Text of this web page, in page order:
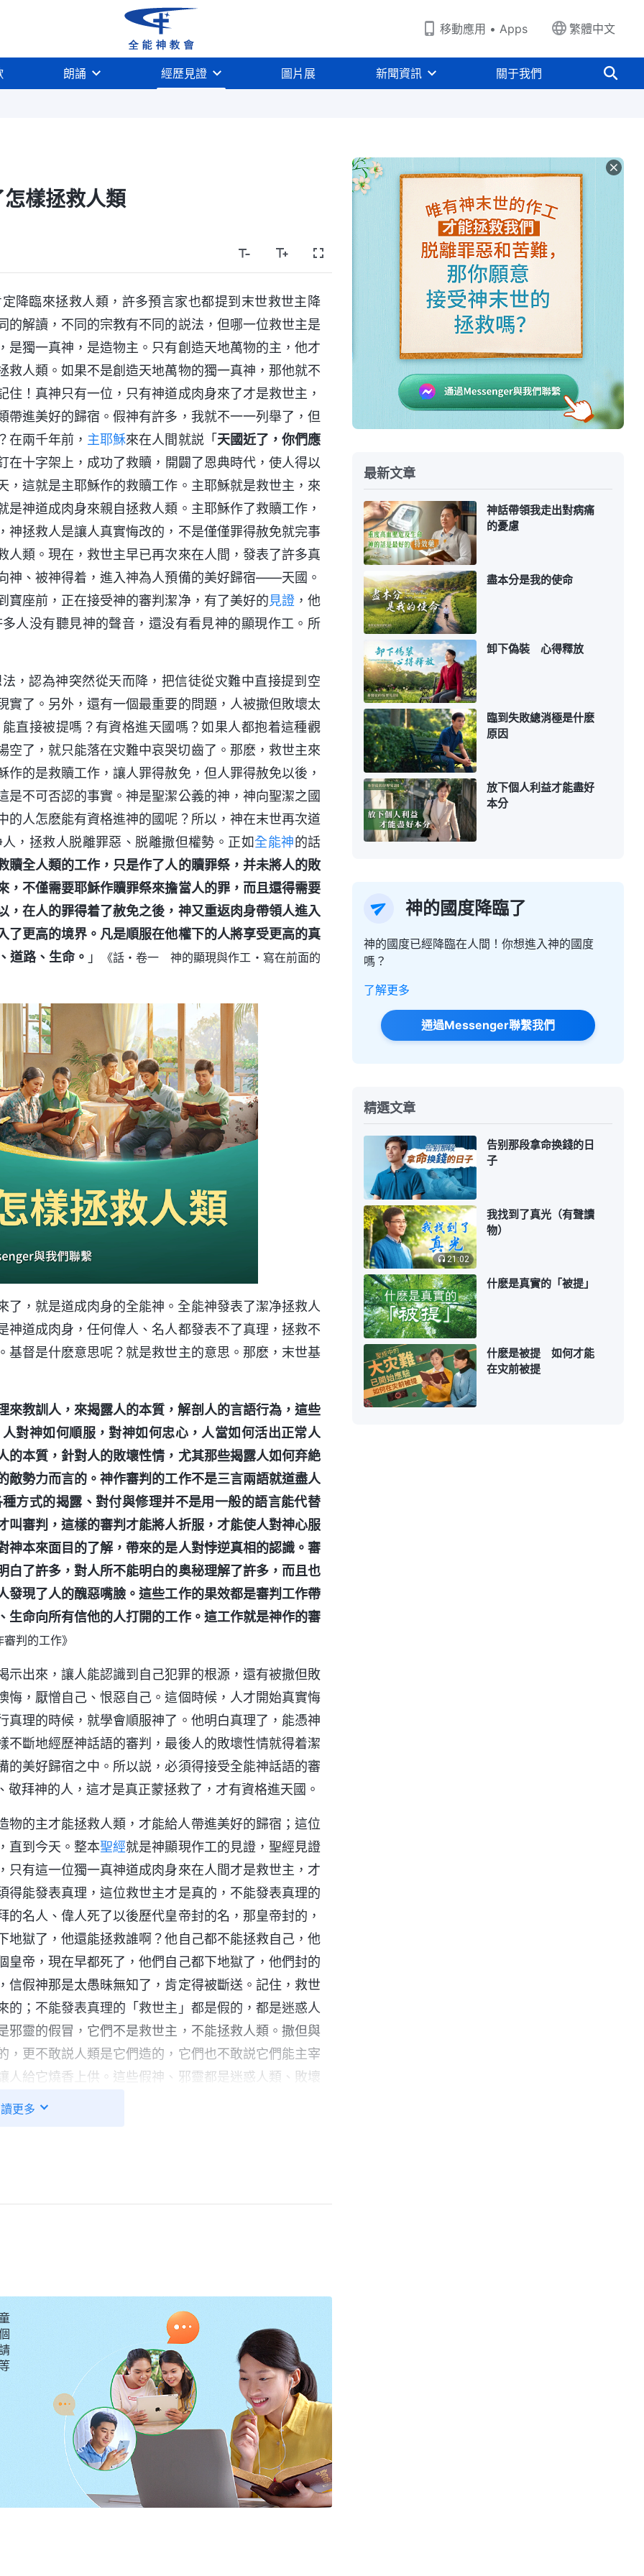
移動應用 • Apps 繁體中文
朗誦 經歷見證 圖片展 新聞資訊 關于我們
樣拯救人類
降臨來拯救人類，許多預言家也都提到末世救世主降
解讀，不同的宗教有不同的説法，但哪一位救世主是
獨一真神，是造物主。只有創造天地萬物的主，他才
救人類。如果不是創造天地萬物的獨一真神，那他就不
！真神只有一位，只有神道成肉身來了才是救世主，
進美好的歸宿。假神有許多，我就不一一列舉了，但
在兩千年前， 主耶穌來在人間就説「 天國近了，你們應
在十字架上，成功了救贖，開闢了恩典時代，使人得以
，這就是主耶穌作的救贖工作。主耶穌就是救世主，來
神道成肉身來親自拯救人類。主耶穌作了救贖工作，
拯救人是讓人真實悔改的，不是僅僅罪得赦免就完事
類。現在，救世主早已再次來在人間，發表了許多真
神、被神得着，進入神為人預備的美好歸宿——天國。
寶座前，正在接受神的審判潔净，有了美好的見證，他
人没有聽見神的聲音，還没有看見神的顯現作工。所
，認為神突然從天而降，把信徒從灾難中直接提到空
了。另外，還有一個最重要的問題，人被撒但敗壞太
直接被提嗎？有資格進天國嗎？如果人都抱着這種觀
了，就只能落在灾難中哀哭切齒了。那麽，救世主來
的是救贖工作，讓人罪得赦免，但人罪得赦免以後，
不可否認的事實。神是聖潔公義的神，神向聖潔之國
人怎麽能有資格進神的國呢？所以，神在末世再次道
，拯救人脱離罪惡、脱離撒但權勢。正如全能神的話
贖全人類的工作，只是作了人的贖罪祭，并未將人的敗
不僅需要耶穌作贖罪祭來擔當人的罪，而且還得需要
在人的罪得着了赦免之後，神又重返肉身帶領人進入
更高的境界。凡是順服在他權下的人將享受更高的真
道路、生命。 」 《話・卷一 神的顯現與作工・寫在前面的
，就是道成肉身的全能神。全能神發表了潔净拯救人
道成肉身，任何偉人、名人都發表不了真理，拯救不
督是什麽意思呢？就是救世主的意思。那麽，末世基
來教訓人，來揭露人的本質，解剖人的言語行為，這些
對神如何順服，對神如何忠心，人當如何活出正常人
本質，針對人的敗壞性情，尤其那些揭露人如何弃絶
勢力而言的。神作審判的工作不是三言兩語就道盡人
方式的揭露、對付與修理并不是用一般的語言能代替
審判，這樣的審判才能將人折服，才能使人對神心服
本來面目的了解，帶來的是人對悖逆真相的認識。審
了許多，對人所不能明白的奥秘理解了許多，而且也
現了人的醜惡嘴臉。這些工作的果效都是審判工作帶
命向所有信他的人打開的工作。這工作就是神作的審
判的工作》
出來，讓人能認識到自己犯罪的根源，還有被撒但敗
，厭憎自己、恨惡自己。這個時候，人才開始真實悔
理的時候，就學會順服神了。他明白真理了，能憑神
斷地經歷神話語的審判，最後人的敗壞性情就得着潔
美好歸宿之中。所以説，必須得接受全能神話語的審
拜神的人，這才是真正蒙拯救了，才有資格進天國。
的主才能拯救人類，才能給人帶進美好的歸宿；這位
直到今天。整本聖經就是神顯現作工的見證，聖經見證
有這一位獨一真神道成肉身來在人間才是救世主，才
能發表真理，這位救世主才是真的，不能發表真理的
名人、偉人死了以後歷代皇帝封的名，那皇帝封的，
獄了，他還能拯救誰啊？他自己都不能拯救自己，他
帝，現在早都死了，他們自己都下地獄了，他們封的
假神那是太愚昧無知了，肯定得被斷送。記住，救世
；不能發表真理的「救世主」都是假的，都是迷惑人
靈的假冒，它們不是救世主，不能拯救人類。撒但與
更不敢説人類是它們造的，它們也不敢説它們能主宰
給它燒香上供。這些假神、邪靈都是迷惑人類、敗壞
是與造物主争奪人類的。所以，這些魔鬼邪靈都是神
宣告我的大功告成，讓所有的人都親眼目睹。」《話・
更多
最新文章
神話帶領我走出對病痛
的憂慮
盡本分是我的使命
卸下偽裝 心得釋放
臨到失敗總消極是什麽
原因
放下個人利益才能盡好
本分
神的國度降臨了
神的國度已經降臨在人間！你想進入神的國度
嗎？
了解更多
通過Messenger聯繫我們
精選文章
告别那段拿命换錢的日
子
21:02
我找到了真光（有聲讀
物）
什麽是真實的「被提」
什麽是被提 如何才能
在灾前被提